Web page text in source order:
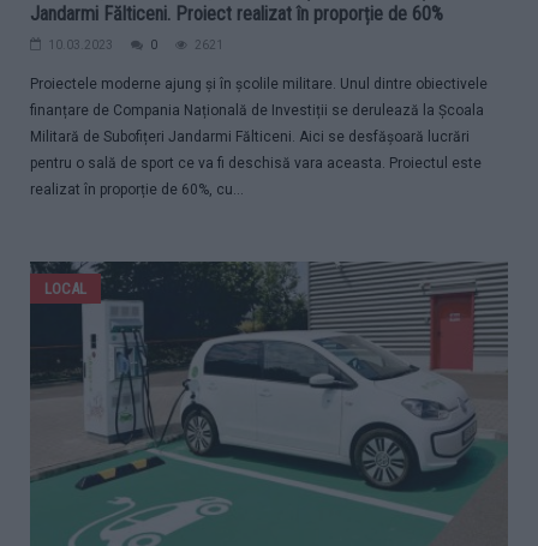
Jandarmi Fălticeni. Proiect realizat în proporție de 60%
10.03.2023 0 2621
Proiectele moderne ajung și în școlile militare. Unul dintre obiectivele
finanțare de Compania Națională de Investiții se derulează la Școala
Militară de Subofițeri Jandarmi Fălticeni. Aici se desfășoară lucrări
pentru o sală de sport ce va fi deschisă vara aceasta. Proiectul este
realizat în proporție de 60%, cu...
LOCAL